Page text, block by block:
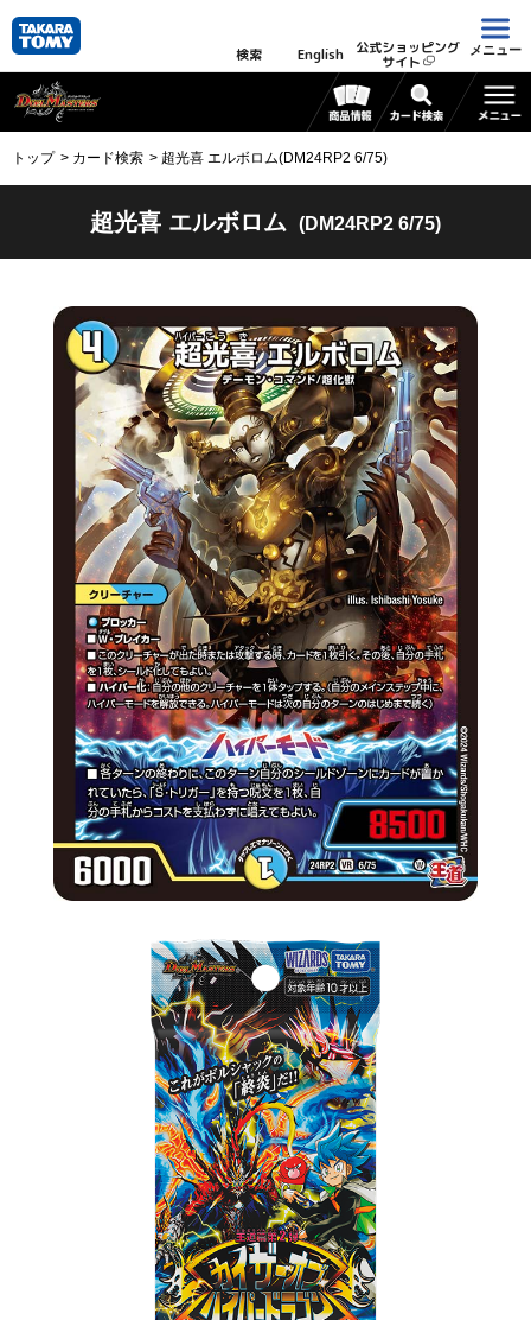
検索 English 公式ショッピング
サイト
メニュー
トップ カード検索 超光喜 エルボロム(DM24RP2 6/75)
超光喜 エルボロム (DM24RP2 6/75)